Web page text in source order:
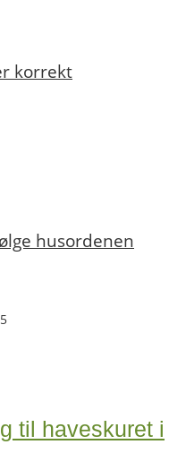
korrekt
husordenen
til haveskuret i